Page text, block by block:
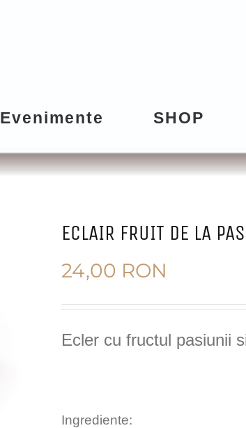
Evenimente SHOP
ECLAIR FRUIT DE LA
24,00 RON
Ecler cu fructul pasiunii
Ingrediente: